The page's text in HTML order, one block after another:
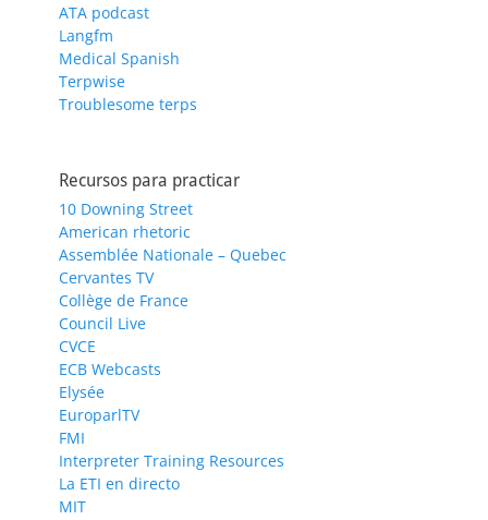
ATA podcast
Langfm
Medical Spanish
Terpwise
Troublesome terps
Recursos para practicar
10 Downing Street
American rhetoric
Assemblée Nationale – Quebec
Cervantes TV
Collège de France
Council Live
CVCE
ECB Webcasts
Elysée
EuroparlTV
FMI
Interpreter Training Resources
La ETI en directo
MIT